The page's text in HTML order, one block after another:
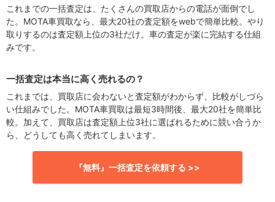
これまでの一括査定は、たくさんの買取店からの電話が面倒でし
た。MOTA車買取なら、最大20社の査定額をwebで簡単比較。やり
取りするのは査定額上位の3社だけ。車の査定が楽に完結する仕組
みです。
一括査定は本当に高く売れるの？
これまでは、買取店に会わないと査定額がわからず、比較がしづら
い仕組みでした。MOTA車買取は最短3時間後、最大20社を簡単比
較。加えて、買取店は査定額上位3社に選ばれるために競い合うか
ら、どうしても高く売れてしまいます。
『無料』一括査定を依頼する >>